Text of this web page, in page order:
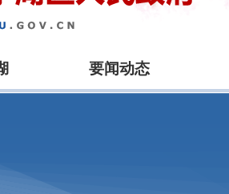
要闻动态